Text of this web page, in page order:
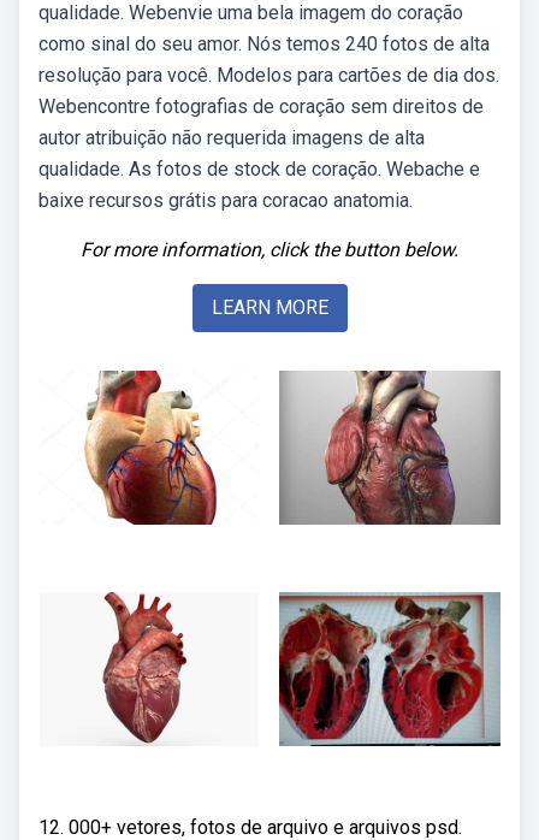
qualidade. Webenvie uma bela imagem do coração
como sinal do seu amor. Nós temos 240 fotos de alta
resolução para você. Modelos para cartões de dia dos.
Webencontre fotografias de coração sem direitos de
autor atribuição não requerida imagens de alta
qualidade. As fotos de stock de coração. Webache e
baixe recursos grátis para coracao anatomia.
For more information, click the button below.
LEARN MORE
12. 000+ vetores, fotos de arquivo e arquivos psd.